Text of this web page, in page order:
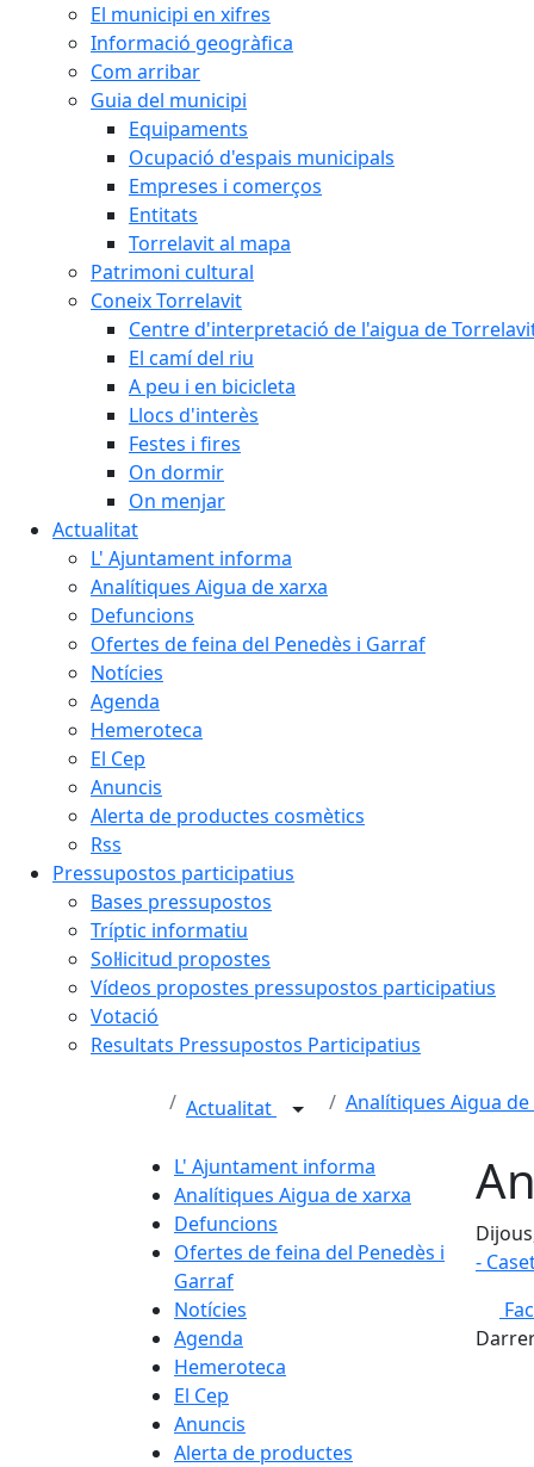
El municipi en xifres
Informació geogràfica
Com arribar
Guia del municipi
Equipaments
Ocupació d'espais municipals
Empreses i comerços
Entitats
Torrelavit al mapa
Patrimoni cultural
Coneix Torrelavit
Centre d'interpretació de l'aigua de
El camí del riu
A peu i en bicicleta
Llocs d'interès
Festes i fires
On dormir
On menjar
Actualitat
L' Ajuntament informa
Analítiques Aigua de xarxa
Defuncions
Ofertes de feina del Penedès i Garraf
Notícies
Agenda
Hemeroteca
El Cep
Anuncis
Alerta de productes cosmètics
Rss
Pressupostos participatius
Bases pressupostos
Tríptic informatiu
Sol·licitud propostes
Vídeos propostes pressupostos participatius
Votació
Resultats Pressupostos Participatius
Actualitat Analítiques Aigua de
L' Ajuntament informa
Analítiques Aigua de xarxa
Defuncions
Ofertes de feina del Penedès i
Garraf
Notícies
Agenda
Hemeroteca
El Cep
Anuncis
Alerta de productes
-